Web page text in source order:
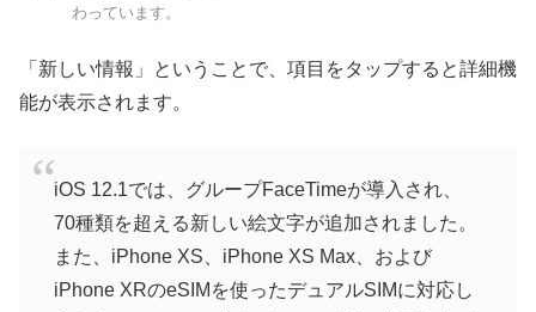
わっています。
「新しい情報」ということで、項目をタップすると詳細機
能が表示されます。
iOS 12.1では、グループFaceTimeが導入され、
70種類を超える新しい絵文字が追加されました。
また、iPhone XS、iPhone XS Max、および
iPhone XRのeSIMを使ったデュアルSIMに対応し